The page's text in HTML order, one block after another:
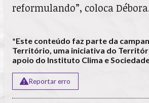
reformulando”, coloca
*Este conteúdo faz parte da
Território, uma iniciativa do
apoio do Instituto Clima e
Reportar erro